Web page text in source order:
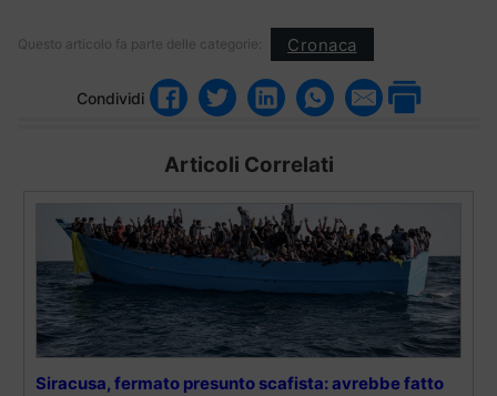
Questo articolo fa parte delle categorie: Cronaca
Condividi
Articoli Correlati
Siracusa, fermato presunto scafista: avrebbe fatto